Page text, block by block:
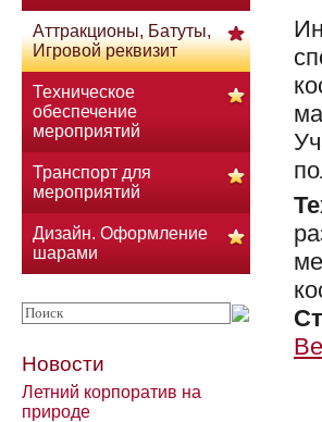
Аттракционы, Батуты,
Игровой реквизит
Техническое
обеспечение
мероприятий
Транспорт для
мероприятий
Дизайн. Оформление
шарами
Новости
Летний корпоратив на
природе